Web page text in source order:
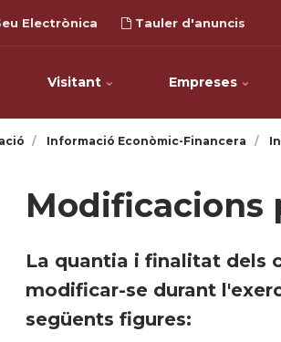
Electrònica Tauler d'anuncis
Visitant Empreses
Informació Econòmic-Financera
Modificacions
​La quantia i finalitat dels
modificar-se durant
següents figures: